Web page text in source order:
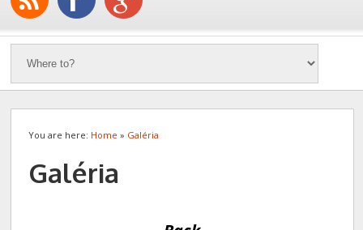
You are here: Home » Galéria
Galéria